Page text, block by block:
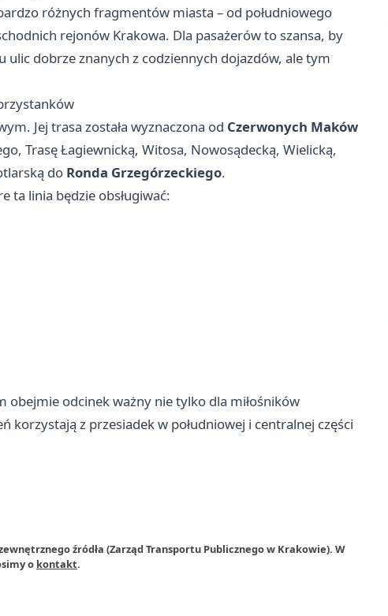
różnych fragmentów miasta – od południowego
rejonów Krakowa. Dla pasażerów to szansa, by
ulic dobrze znanych z codziennych dojazdów, ale tym
Jej trasa została wyznaczona od Czerwonych Maków
Trasę Łagiewnicką, Witosa, Nowosądecką, Wielicką,
do Ronda Grzegórzeckiego.
ta linia będzie obsługiwać:
odcinek ważny nie tylko dla miłośników
korzystają z przesiadek w południowej i centralnej części
źródła (Zarząd Transportu Publicznego w Krakowie). W
o kontakt.